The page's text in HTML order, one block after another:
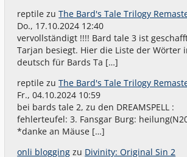
reptile zuThe Bard's Tale Trilogy
Do., 17.10.2024 12:40
vervollständigt !!!! Bard tale 3 ist
Tarjan besiegt. Hier die Liste der Wörter
deutsch für Bards Ta […]
reptile zuThe Bard's Tale Trilogy
Fr., 04.10.2024 10:59
bei bards tale 2, zu den DREAMSPELL :
fehlerteufel: 3. Fansgar Burg:
*danke an Mäuse […]
onli blogging zu Divinity: Original Sin 2